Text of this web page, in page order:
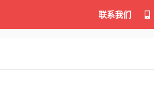
联系我们